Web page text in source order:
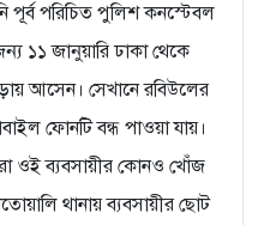
পূর্ব পরিচিত পুলিশ কনস্টেবল
১১ জানুয়ারি ঢাকা থেকে
আসেন। সেখানে রবিউলের
ফোনটি বন্ধ পাওয়া যায়।
ওই ব্যবসায়ীর কোনও খোঁজ
থানায় ব্যবসায়ীর ছোট